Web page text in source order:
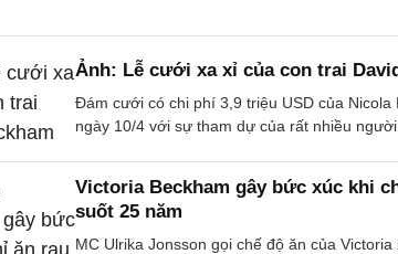
Ảnh: Lễ cưới xa xỉ của con trai
Đám cưới có chi phí 3,9 triệu USD của Nicola
ngày 10/4 với sự tham dự của rất nhiều
Victoria Beckham gây bức xúc khi
suốt 25 năm
MC Ulrika Jonsson gọi chế độ ăn của